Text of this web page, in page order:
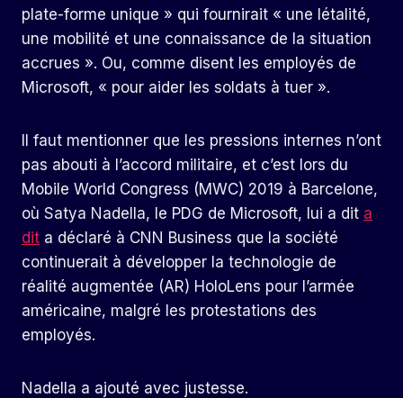
plate-forme unique » qui fournirait « une létalité,
une mobilité et une connaissance de la situation
accrues ». Ou, comme disent les employés de
Microsoft, « pour aider les soldats à tuer ».
Il faut mentionner que les pressions internes n’ont
pas abouti à l’accord militaire, et c’est lors du
Mobile World Congress (MWC) 2019 à Barcelone,
où Satya Nadella, le PDG de Microsoft, lui a dit a
dit a déclaré à CNN Business que la société
continuerait à développer la technologie de
réalité augmentée (AR) HoloLens pour l’armée
américaine, malgré les protestations des
employés.
Nadella a ajouté avec justesse.